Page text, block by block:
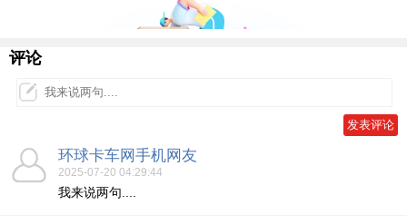
评论
环球卡车网手机网友
2025-07-20 04:29:44
我来说两句....